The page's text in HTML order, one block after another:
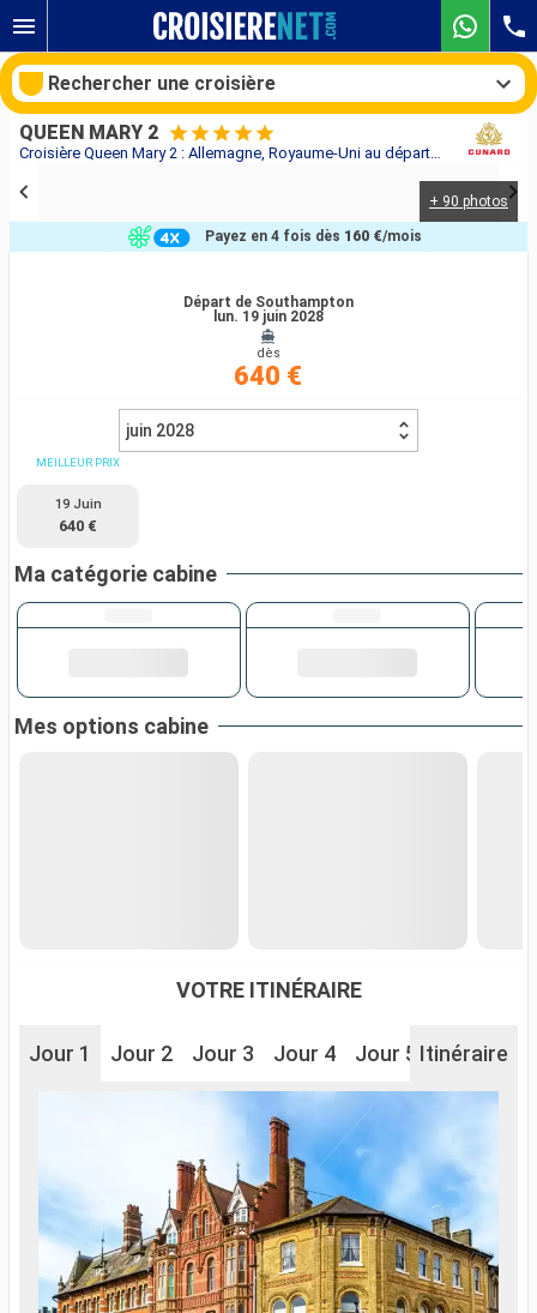
Croisière Queen Mary 2 : Allemagne, Royaume-Uni au départ de Southampton
QUEEN MARY 2
+ 90 photos
Départ de Southampton
lun. 19 juin 2028
dès
640 €
Payez en 4 fois dès 160 €/mois
juin 2028
MEILLEUR PRIX
19 Juin
640 €
Ma catégorie cabine
Mes options cabine
VOTRE ITINÉRAIRE
Jour 1 Jour 2 Jour 3 Jour 4 Jour 5 Itinéraire
Rechercher une croisière
Compagnies
Rechercher